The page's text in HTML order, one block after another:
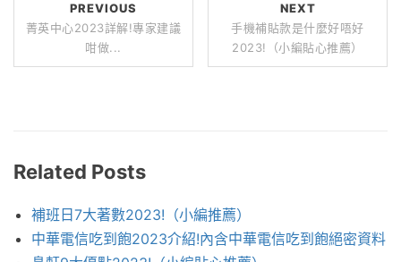
PREVIOUS
菁英中心2023詳解!專家建議
咁做...
NEXT
手機補貼款是什麼好唔好
2023!（小編貼心推薦）
Related Posts
補班日7大著數2023!（小編推薦）
中華電信吃到飽2023介紹!內含中華電信吃到飽絕密資料